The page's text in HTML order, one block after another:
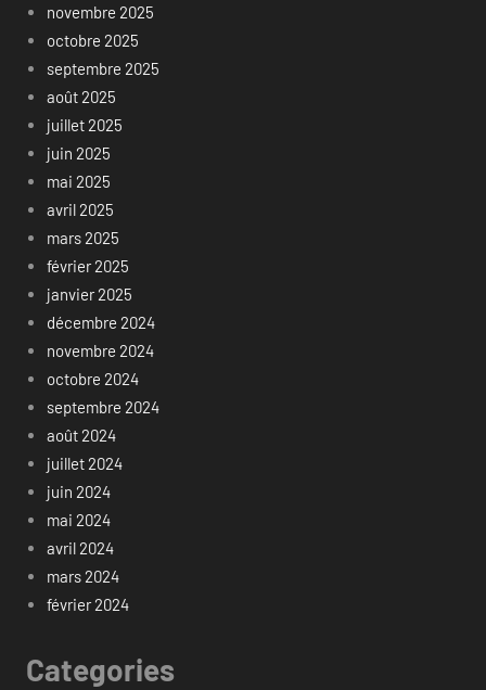
novembre 2025
octobre 2025
septembre 2025
août 2025
juillet 2025
juin 2025
mai 2025
avril 2025
mars 2025
février 2025
janvier 2025
décembre 2024
novembre 2024
octobre 2024
septembre 2024
août 2024
juillet 2024
juin 2024
mai 2024
avril 2024
mars 2024
février 2024
Categories